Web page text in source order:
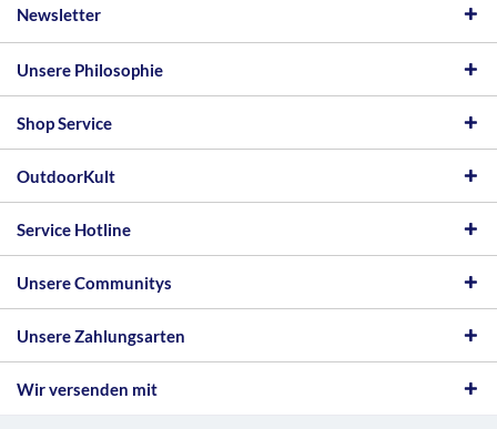
Newsletter
Unsere Philosophie
Shop Service
OutdoorKult
Service Hotline
Unsere Communitys
Unsere Zahlungsarten
Wir versenden mit